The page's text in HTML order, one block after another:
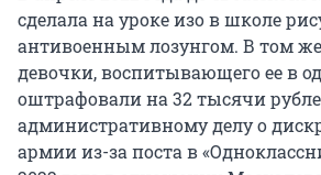
сделала на уроке изо в школе
антивоенным лозунгом. В том
девочки, воспитывающего ее в
оштрафовали на 32 тысячи
административному делу о
армии из-за поста в